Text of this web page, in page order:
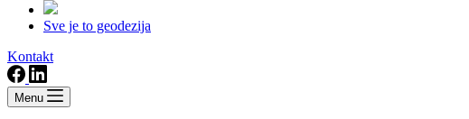
Sve je to geodezija
Kontakt
Menu